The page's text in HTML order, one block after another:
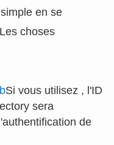
en se
choses
Si vous utilisez , l'ID
sera
de